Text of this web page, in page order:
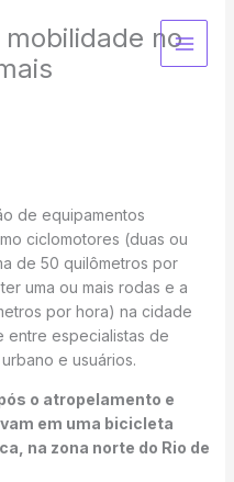
mobilidade no
de equipamentos
ciclomotores (duas ou
de 50 quilômetros por
uma ou mais rodas e a
por hora) na cidade
entre especialistas de
e usuários.
o atropelamento e
em uma bicicleta
na zona norte do Rio de